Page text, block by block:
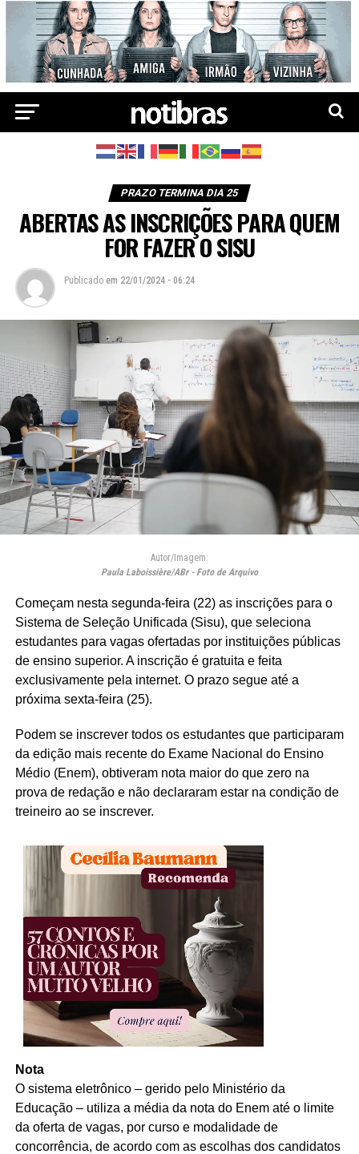
PRAZO TERMINA DIA 25
ABERTAS AS INSCRIÇÕES PARA QUEM
FOR FAZER O SISU
Publicado em 22/01/2024 - 06:24
Autor/Imagem:
Paula Laboissière/ABr - Foto de Arquivo
Começam nesta segunda-feira (22) as inscrições para o
Sistema de Seleção Unificada (Sisu), que seleciona
estudantes para vagas ofertadas por instituições públicas
de ensino superior. A inscrição é gratuita e feita
exclusivamente pela internet. O prazo segue até a
próxima sexta-feira (25).
Podem se inscrever todos os estudantes que participaram
da edição mais recente do Exame Nacional do Ensino
Médio (Enem), obtiveram nota maior do que zero na
prova de redação e não declararam estar na condição de
treineiro ao se inscrever.
Nota
O sistema eletrônico – gerido pelo Ministério da
Educação – utiliza a média da nota do Enem até o limite
da oferta de vagas, por curso e modalidade de
concorrência, de acordo com as escolhas dos candidatos